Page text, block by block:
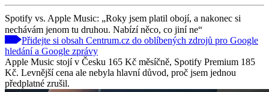
Spotify vs. Apple Music: „Roky jsem platil obojí, a nakonec si
nechávám jenom tu druhou. Nabízí něco, co jiní ne“
Přidejte si obsah Centrum.cz do oblíbených zdrojů pro Google
hledání a Google zprávy
Apple Music stojí v Česku 165 Kč měsíčně, Spotify Premium 185
Kč. Levnější cena ale nebyla hlavní důvod, proč jsem jednou
předplatné zrušil.